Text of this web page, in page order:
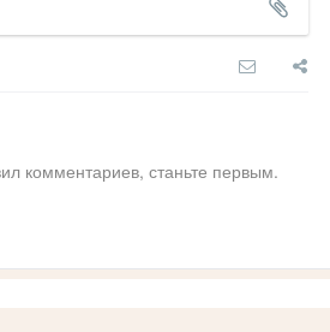
комментариев, станьте первым.